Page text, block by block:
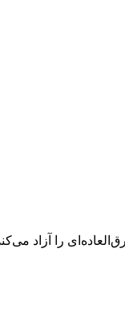
را آزاد